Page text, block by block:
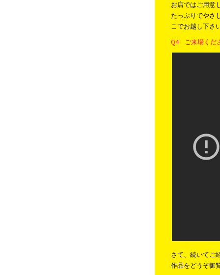
お店ではご用意
たっぷりでやさ
こでお越し下さ
Q4 ご来場くだ
さて、続いてご
作品をどうぞ御